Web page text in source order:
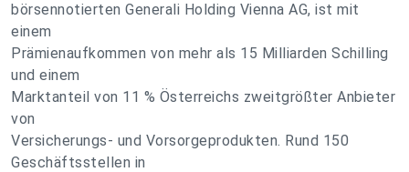
börsennotierten Generali Holding Vienna AG, ist mit
einem
Prämienaufkommen von mehr als 15 Milliarden Schilling
und einem
Marktanteil von 11 % Österreichs zweitgrößter Anbieter
von
Versicherungs- und Vorsorgeprodukten. Rund 150
Geschäftsstellen in